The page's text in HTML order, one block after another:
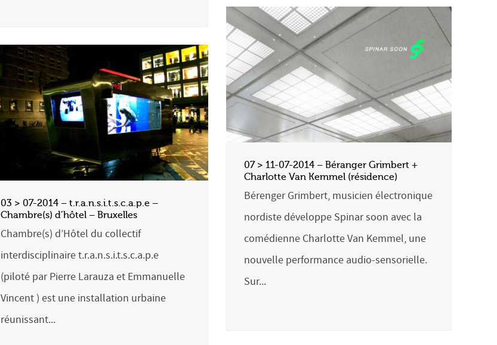
07 > 11-07-2014 – Béranger Grimbert +
Charlotte Van Kemmel (résidence)
Bérenger Grimbert, musicien électronique
nordiste développe Spinar soon avec la
comédienne Charlotte Van Kemmel, une
nouvelle performance audio-sensorielle.
Sur...
03 > 07-2014 – t.r.a.n.s.i.t.s.c.a.p.e –
Chambre(s) d’hôtel – Bruxelles
Chambre(s) d’Hôtel du collectif
interdisciplinaire t.r.a.n.s.i.t.s.c.a.p.e
(piloté par Pierre Larauza et Emmanuelle
Vincent ) est une installation urbaine
réunissant...